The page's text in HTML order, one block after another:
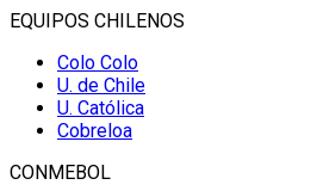
EQUIPOS CHILENOS
Colo Colo
U. de Chile
U. Católica
Cobreloa
CONMEBOL